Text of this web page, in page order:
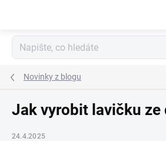
Novinky z blogu
Jak vyrobit lavičku ze
24.4.2025